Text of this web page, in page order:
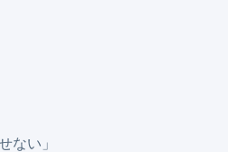
ない」